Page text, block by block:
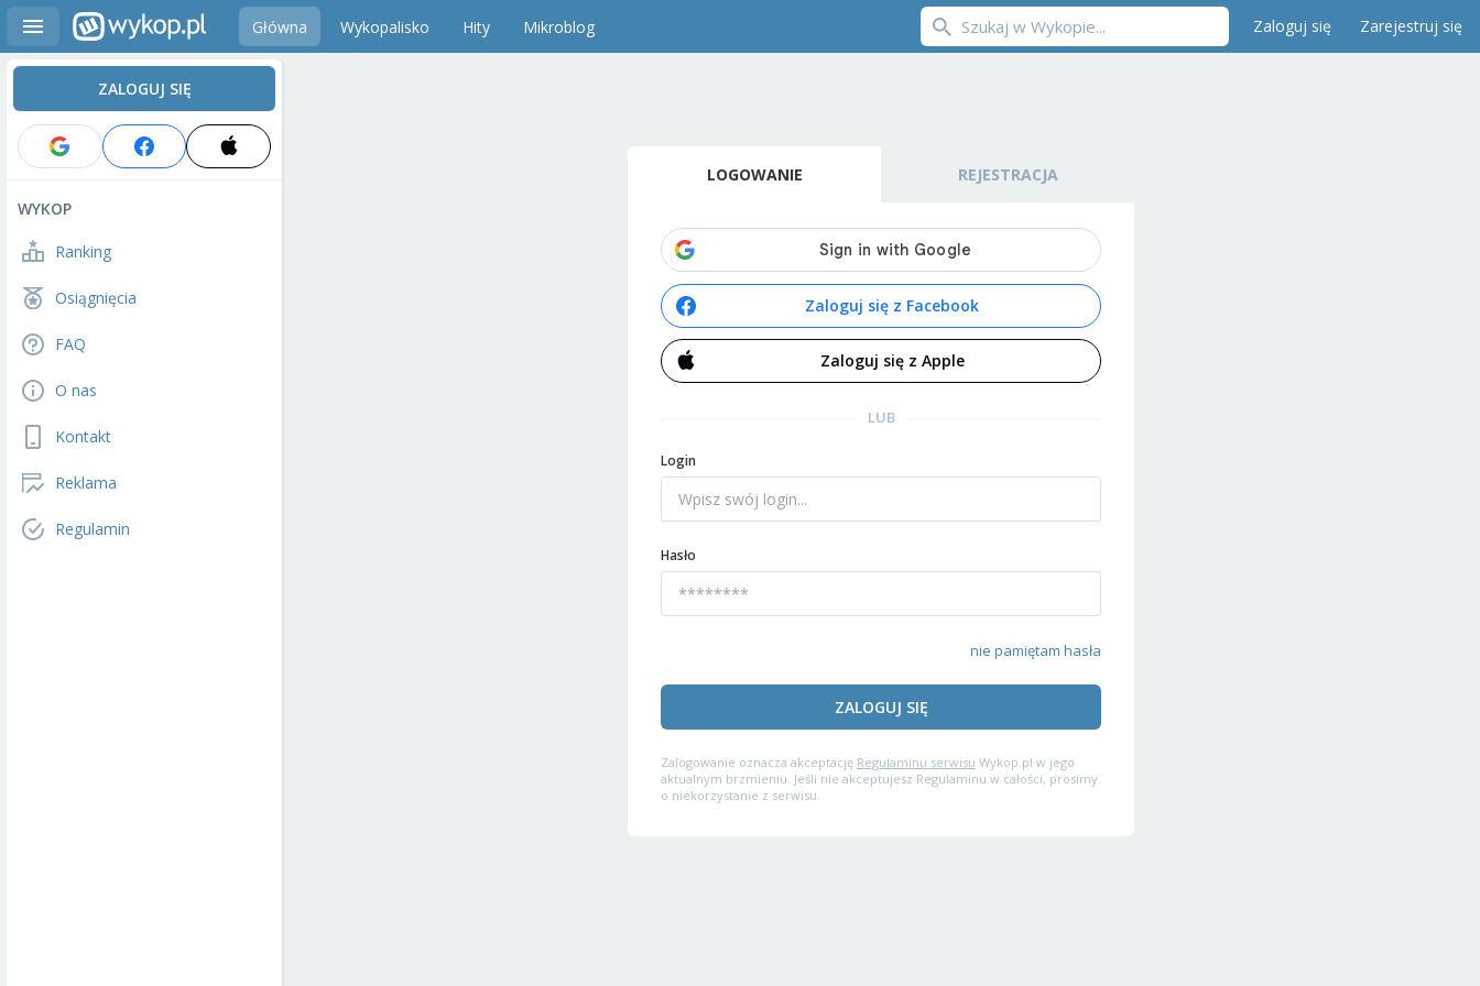
Główna Wykopalisko Hity Mikroblog Zaloguj się Zarejestruj się
ZALOGUJ SIĘ
WYKOP
Ranking
Osiągnięcia
FAQ
O nas
Kontakt
Reklama
Regulamin
LOGOWANIE REJESTRACJA
Zaloguj się z Facebook
Zaloguj się z Apple
LUB
Login
Hasło
nie pamiętam hasła
ZALOGUJ SIĘ
Zalogowanie oznacza akceptację Regulaminu serwisu Wykop.pl w jego
aktualnym brzmieniu. Jeśli nie akceptujesz Regulaminu w całości, prosimy
o niekorzystanie z serwisu.